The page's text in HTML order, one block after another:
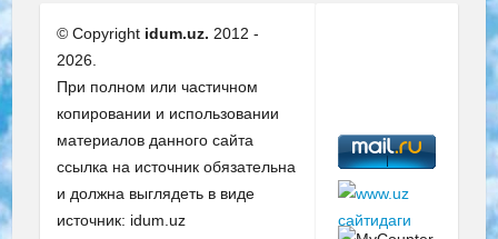
© Copyright idum.uz. 2012 -
2026.
При полном или частичном
копировании и использовании
материалов данного сайта
ссылка на источник обязательна
и должна выглядеть в виде
источник: idum.uz